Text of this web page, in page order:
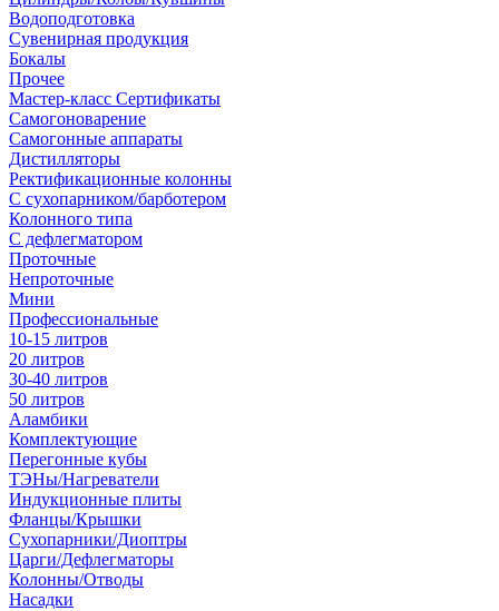
Водоподготовка
Сувенирная продукция
Бокалы
Прочее
Мастер-класс Сертификаты
Самогоноварение
Самогонные аппараты
Дистилляторы
Ректификационные колонны
С сухопарником/барботером
Колонного типа
С дефлегматором
Проточные
Непроточные
Мини
Профессиональные
10-15 литров
20 литров
30-40 литров
50 литров
Аламбики
Комплектующие
Перегонные кубы
ТЭНы/Нагреватели
Индукционные плиты
Фланцы/Крышки
Сухопарники/Диоптры
Царги/Дефлегматоры
Колонны/Отводы
Насадки